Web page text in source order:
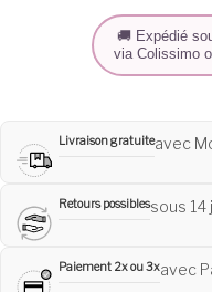
🚚 Expédié
via Colissimo
Livraison gratuiteavec
Retours possiblessous
Paiement 2x ou 3xavec